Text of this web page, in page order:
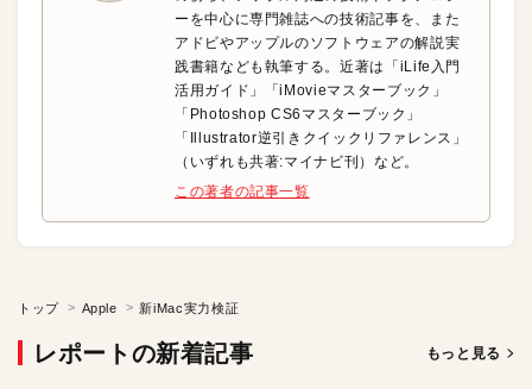
ーを中心に専門雑誌への技術記事を、また
アドビやアップルのソフトウェアの解説実
践書籍なども執筆する。近著は「iLife入門
活用ガイド」「iMovieマスターブック」
「Photoshop CS6マスターブック」
「Illustrator逆引きクイックリファレンス」
（いずれも共著:マイナビ刊）など。
この著者の記事一覧
トップ Apple 新iMac実力検証
レポートの新着記事 もっと見る